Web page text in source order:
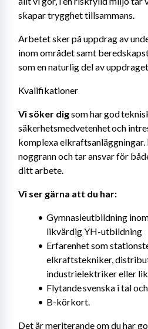
skapar trygghet tillsammans.
Arbetet sker på uppdrag av
inom området samt
som en naturlig del av
Kvalifikationer
Vi söker dig som har god
säkerhetsmedvetenhet och
komplexa
noggrann och tar ansvar för
ditt arbete.
Vi ser gärna att du har:
Gymnasieutbildning
likvärdig YH-utbildning
Erfarenhet som
elkraftstekniker,
industrielektriker eller
Flytande svenska i tal
B-körkort.
Det är meriterande om du har